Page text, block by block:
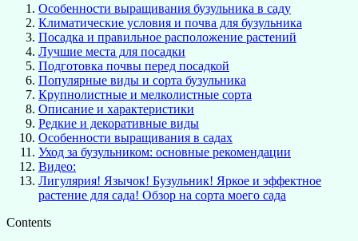
Особенности выращивания бузульника в саду
Климатические условия и почва для бузульника
Посадка и правильное расположение растений
Лучшие места для посадки
Подготовка почвы перед посадкой
Популярные виды и сорта бузульника
Крупнолистные и мелколистные сорта
Описание и характеристики
Редкие и декоративные виды
Особенности выращивания в садах
Уход за бузульником: основные рекомендации
Видео:
Лигулярия! Язычок! Бузульник! Яркое и эффектное
растение для сада! Обзор на сорта моего сада
Contents